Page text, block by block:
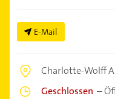
E-Mail
Charlotte-Wolff
Geschlossen –